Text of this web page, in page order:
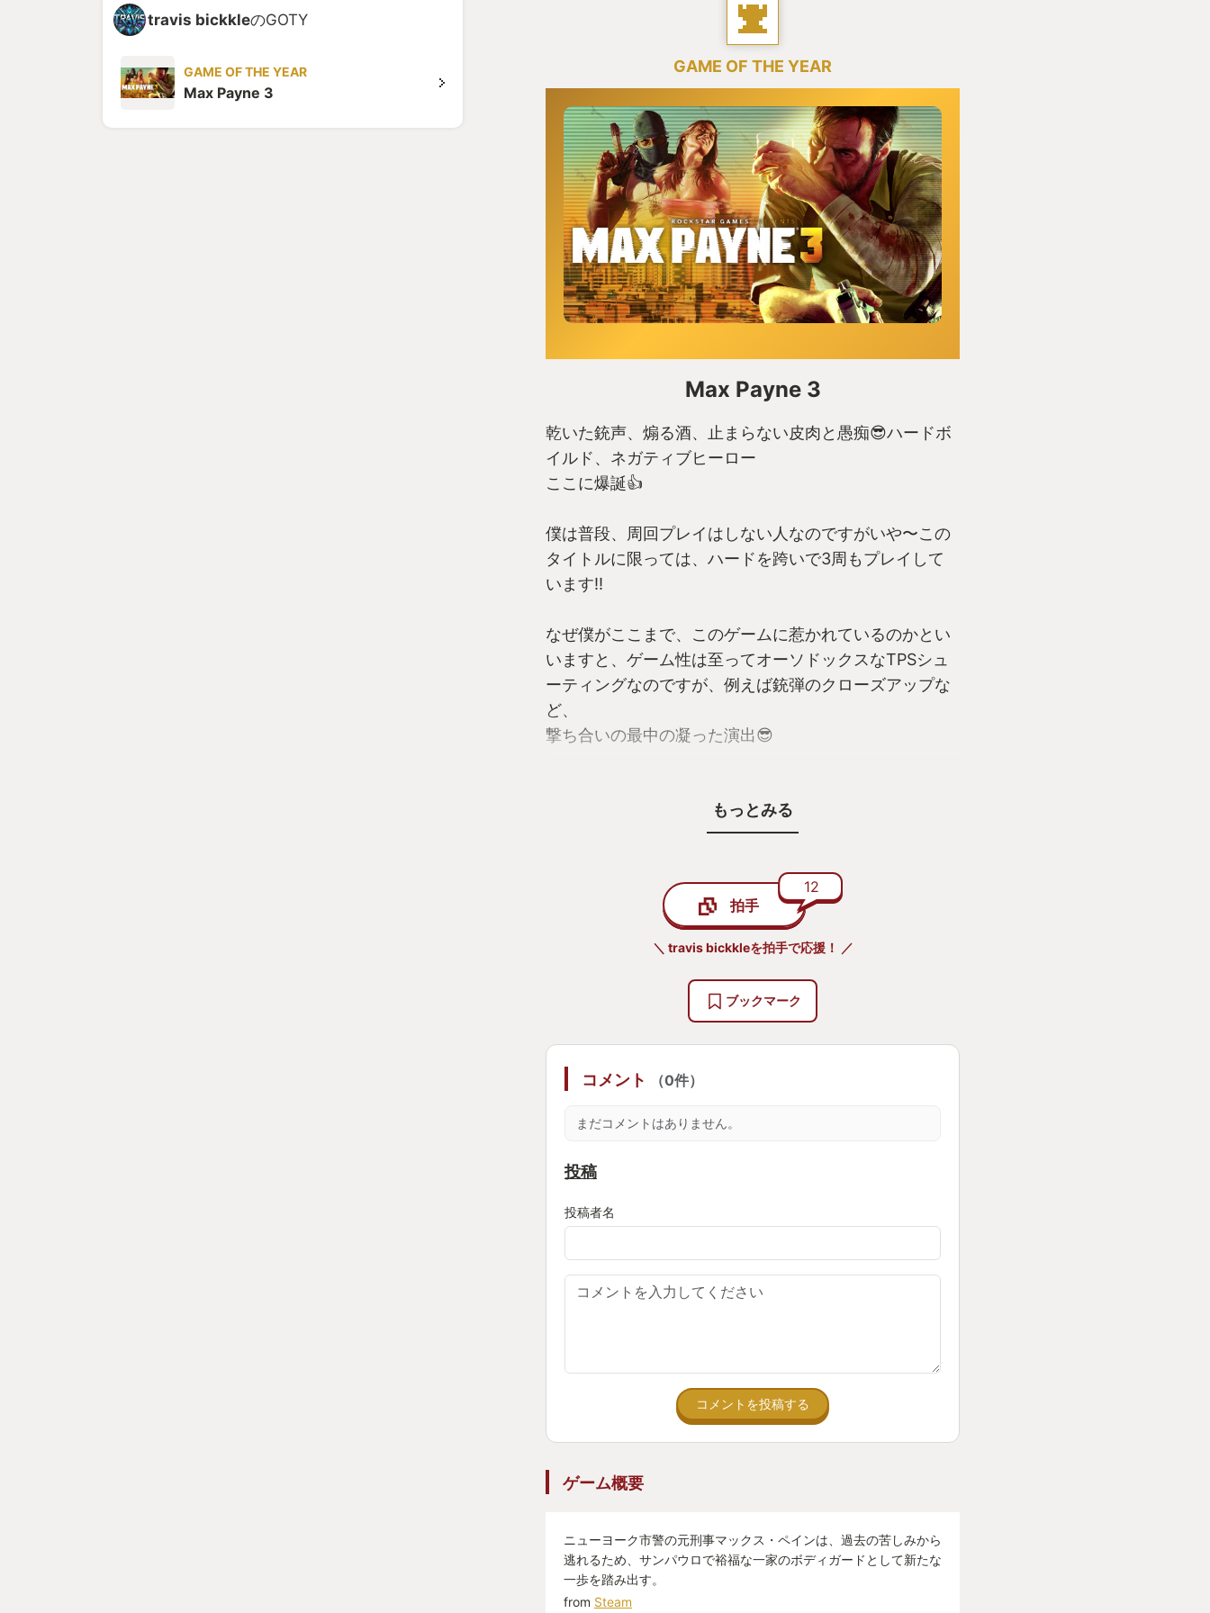
travis bickkleのGOTY
GAME OF THE YEAR
Max Payne 3
GAME OF THE YEAR
Max Payne 3
乾いた銃声、煽る酒、止まらない皮肉と愚痴😎ハードボ
イルド、ネガティブヒーロー
ここに爆誕👍
僕は普段、周回プレイはしない人なのですがいや〜この
タイトルに限っては、ハードを跨いで3周もプレイして
います‼
なぜ僕がここまで、このゲームに惹かれているのかとい
いますと、ゲーム性は至ってオーソドックスなTPSシュ
ーティングなのですが、例えば銃弾のクローズアップな
ど、
撃ち合いの最中の凝った演出😎
陰鬱で危ういながらも魅力的な主人公🔥
ゲーム性はありふれているのに、これほどまでにキャラ
設定、演出、ストーリーで魅せるタイトルは他にないと
是非遊んで頂きたい‼
もっとみる
拍手
12
＼ travis bickkleを拍手で応援！ ／
ブックマーク
コメント （0件）
まだコメントはありません。
投稿
投稿者名
コメントを投稿する
ゲーム概要
ニューヨーク市警の元刑事マックス・ペインは、過去の苦しみから
逃れるため、サンパウロで裕福な一家のボディガードとして新たな
一歩を踏み出す。
from Steam